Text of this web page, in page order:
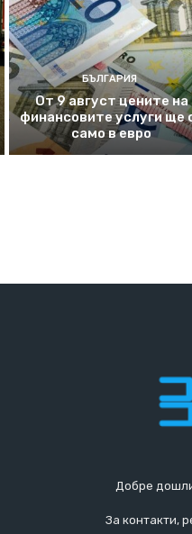
БЪЛГАРИЯ
От 9 август цените на
финансовите услуги ще
само в евро
Добре
За контакти,